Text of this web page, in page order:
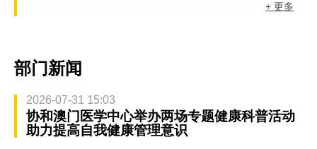
+ 更多
部门新闻
2026-07-31 15:03
协和澳门医学中心举办两场专题健康科普活动
助力提高自我健康管理意识